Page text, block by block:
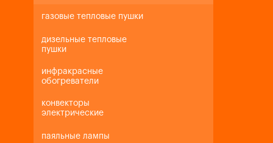
газовые тепловые пушки
дизельные тепловые
пушки
инфракрасные
обогреватели
конвекторы
электрические
паяльные лампы